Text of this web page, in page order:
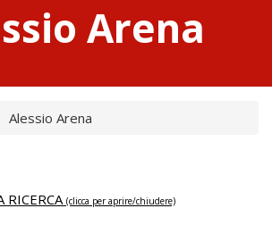
Arena
Alessio Arena
RICERCA (clicca per aprire/chiudere)